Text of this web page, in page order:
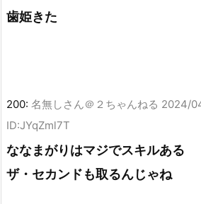
歯姫きた
200: 名無しさん＠２ちゃんねる 2024/
ID:JYqZml7T
ななまがりはマジでスキルある
ザ・セカンドも取るんじゃね